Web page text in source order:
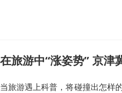
在旅游中“涨姿势” 京津
当旅游遇上科普，将碰撞出怎样